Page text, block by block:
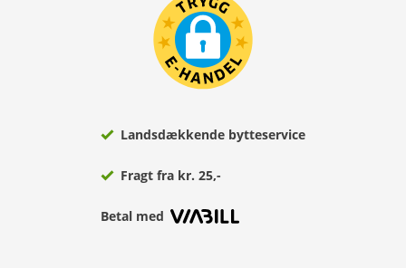
Landsdækkende bytteservice
Fragt fra kr. 25,-
Betal med